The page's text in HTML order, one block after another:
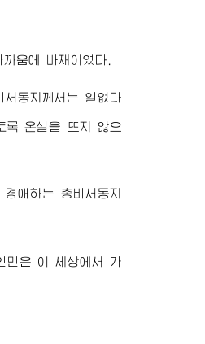
움에 바재이였다.
서동지께서 는 일없다
록 온실을 뜨지 않으
경애하는 총비서동지
민은 이 세상에서 가